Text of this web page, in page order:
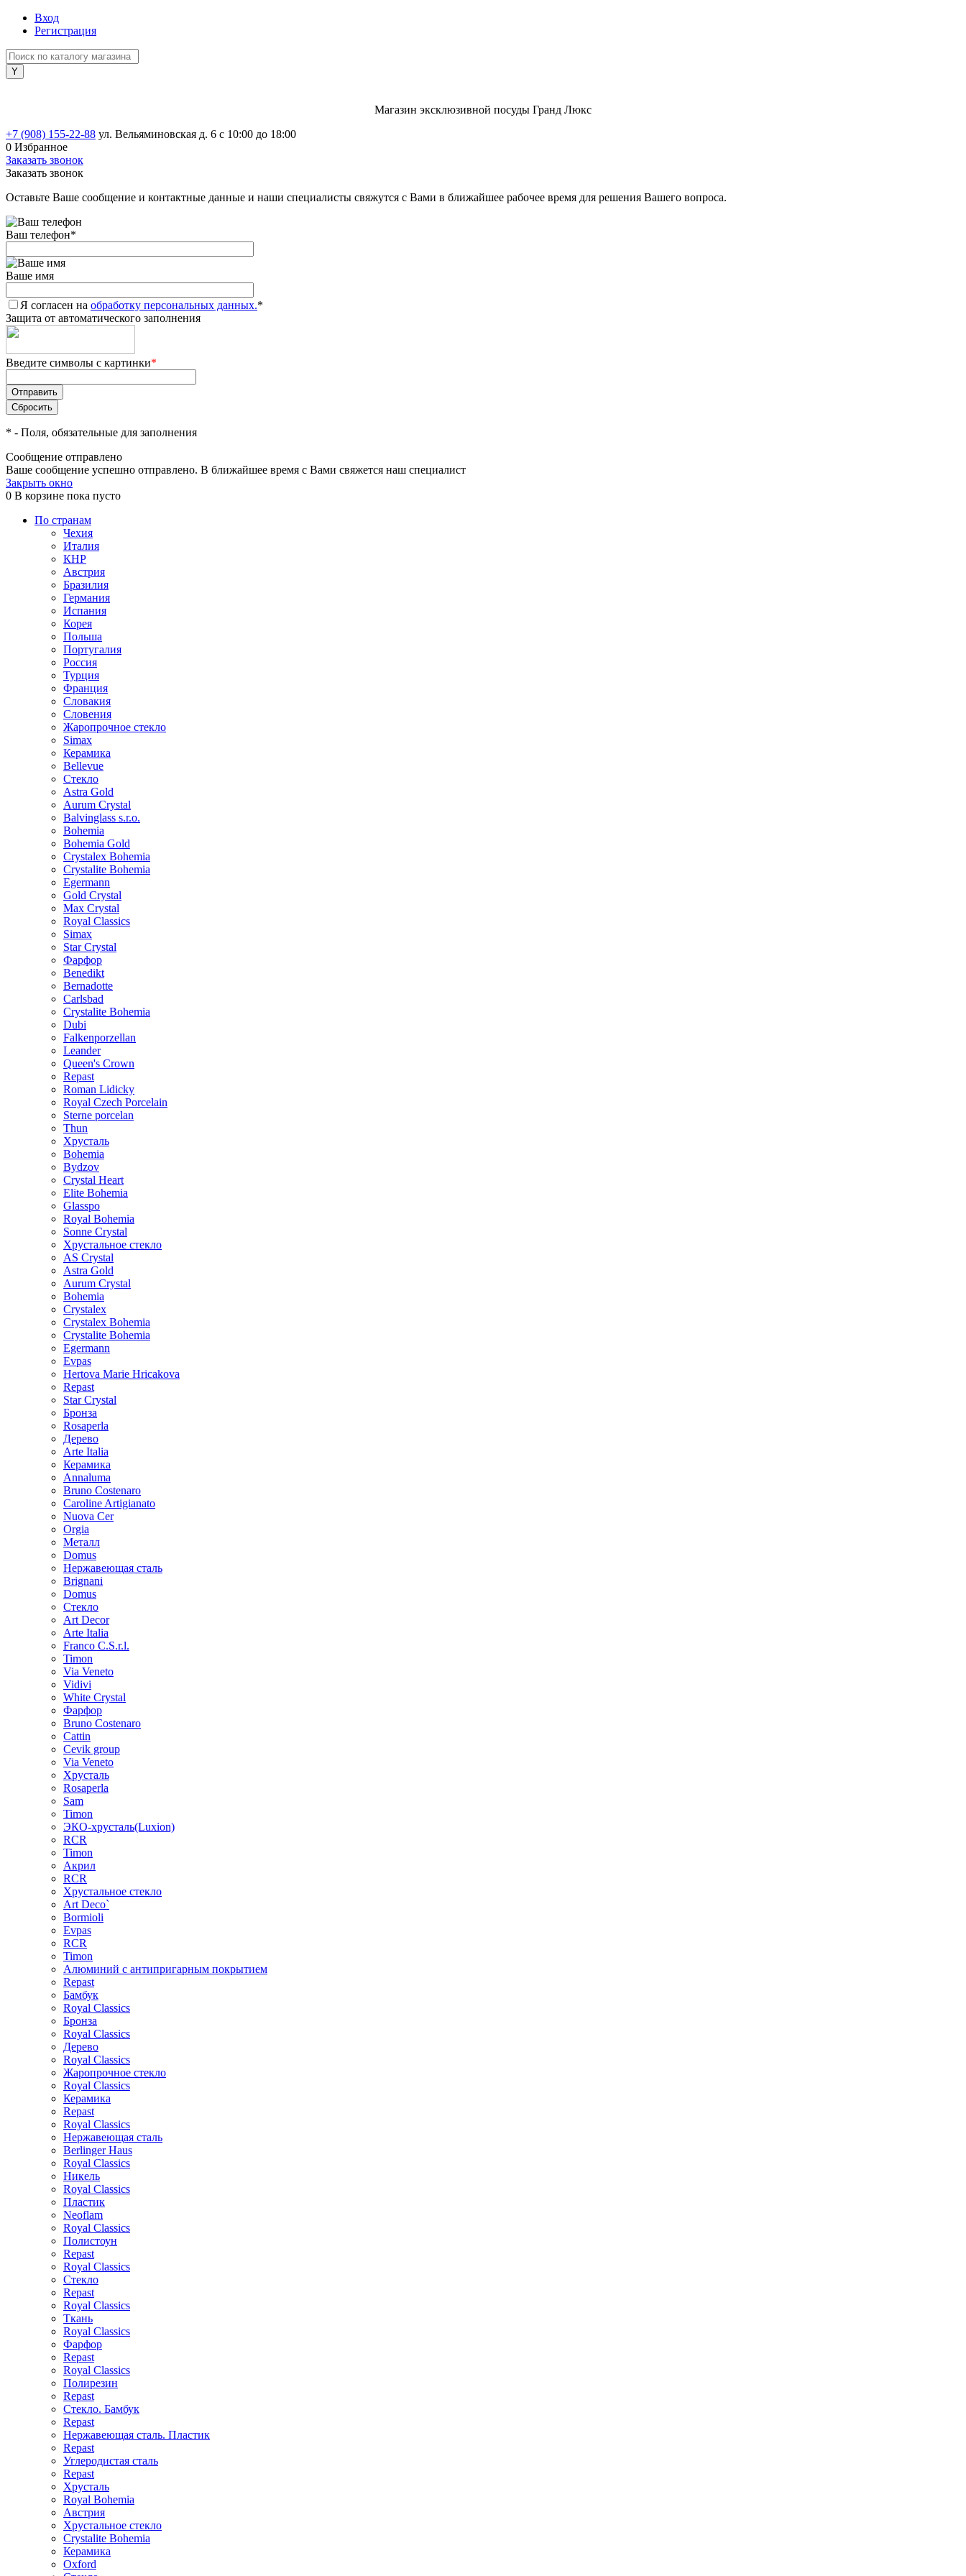
Вход
Регистрация
Магазин эксклюзивной посуды Гранд Люкс
+7 (908) 155-22-88 ул. Вельяминовская д. 6 с 10:00 до 18:00
0 Избранное
Заказать звонок
Заказать звонок
Оставьте Ваше сообщение и контактные данные и наши специалисты свяжутся с Вами в ближайшее рабочее время для решения Вашего вопроса.
Ваш телефон*
Ваше имя
Я согласен на обработку персональных данных.*
Защита от автоматического заполнения
Введите символы с картинки*
* - Поля, обязательные для заполнения
Сообщение отправлено
Ваше сообщение успешно отправлено. В ближайшее время с Вами свяжется наш специалист
Закрыть окно
0 В корзине пока пусто
По странам
Чехия
Италия
КНР
Австрия
Бразилия
Германия
Испания
Корея
Польша
Португалия
Россия
Турция
Франция
Словакия
Словения
Жаропрочное стекло
Simax
Керамика
Bellevue
Стекло
Astra Gold
Aurum Crystal
Balvinglass s.r.o.
Bohemia
Bohemia Gold
Crystalex Bohemia
Crystalite Bohemia
Egermann
Gold Crystal
Max Crystal
Royal Classics
Simax
Star Crystal
Фарфор
Benedikt
Bernadotte
Carlsbad
Crystalite Bohemia
Dubi
Falkenporzellan
Leander
Queen's Crown
Repast
Roman Lidicky
Royal Czech Porcelain
Sterne porcelan
Thun
Хрусталь
Bohemia
Bydzov
Crystal Heart
Elite Bohemia
Glasspo
Royal Bohemia
Sonne Crystal
Хрустальное стекло
AS Crystal
Astra Gold
Aurum Crystal
Bohemia
Crystalex
Crystalex Bohemia
Crystalite Bohemia
Egermann
Evpas
Hertova Marie Hricakova
Repast
Star Crystal
Бронза
Rosaperla
Дерево
Arte Italia
Керамика
Annaluma
Bruno Costenaro
Caroline Artigianato
Nuova Cer
Orgia
Металл
Domus
Нержавеющая сталь
Brignani
Domus
Стекло
Art Decor
Arte Italia
Franco C.S.r.l.
Timon
Via Veneto
Vidivi
White Crystal
Фарфор
Bruno Costenaro
Cattin
Cevik group
Via Veneto
Хрусталь
Rosaperla
Sam
Timon
ЭКО-хрусталь(Luxion)
RCR
Timon
Акрил
RCR
Хрустальное стекло
Art Deco`
Bormioli
Evpas
RCR
Timon
Алюминий с антипригарным покрытием
Repast
Бамбук
Royal Classics
Бронза
Royal Classics
Дерево
Royal Classics
Жаропрочное стекло
Royal Classics
Керамика
Repast
Royal Classics
Нержавеющая сталь
Berlinger Haus
Royal Classics
Никель
Royal Classics
Пластик
Neoflam
Royal Classics
Полистоун
Repast
Royal Classics
Стекло
Repast
Royal Classics
Ткань
Royal Classics
Фарфор
Repast
Royal Classics
Полирезин
Repast
Стекло. Бамбук
Repast
Нержавеющая сталь. Пластик
Repast
Углеродистая сталь
Repast
Хрусталь
Royal Bohemia
Австрия
Хрустальное стекло
Crystalite Bohemia
Керамика
Oxford